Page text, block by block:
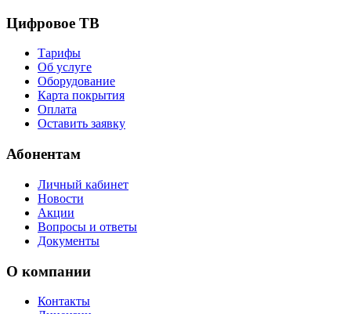
Цифровое ТВ
Тарифы
Об услуге
Оборудование
Карта покрытия
Оплата
Оставить заявку
Абонентам
Личный кабинет
Новости
Акции
Вопросы и ответы
Документы
О компании
Контакты